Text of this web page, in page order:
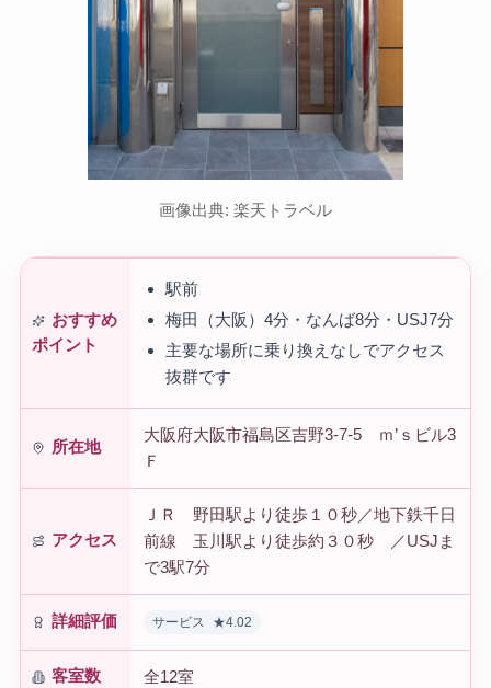
画像出典: 楽天トラベル
おすすめ
ポイント
駅前
梅田（大阪）4分・なんば8分・USJ7分
主要な場所に乗り換えなしでアクセス
抜群です
所在地
大阪府大阪市福島区吉野3-7-5 ｍ’ｓビル3
Ｆ
アクセス
ＪＲ 野田駅より徒歩１０秒／地下鉄千日
前線 玉川駅より徒歩約３０秒 ／USJま
で3駅7分
詳細評価 サービス ★4.02
客室数 全12室